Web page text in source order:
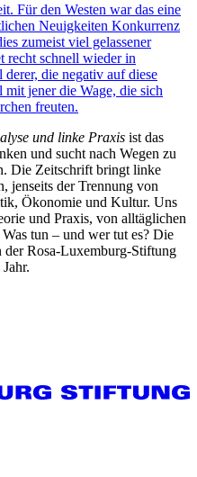
Für den Westen war das eine
Neuigkeiten Konkurrenz
zumeist viel gelassener
recht schnell wieder in
die negativ auf diese
jener die Wage, die sich
freuten.
und linke Praxis ist das
und sucht nach Wegen zu
Die Zeitschrift bringt linke
jenseits der Trennung von
Ökonomie und Kultur. Uns
und Praxis, von alltäglichen
tun – und wer tut es? Die
der Rosa-Luxemburg-Stiftung